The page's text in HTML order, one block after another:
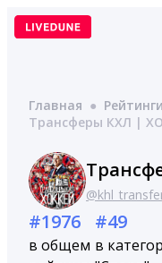
Перейти
Главная ● Рейтинги
Трансферы КХЛ |
#1976
в общем
#49
в